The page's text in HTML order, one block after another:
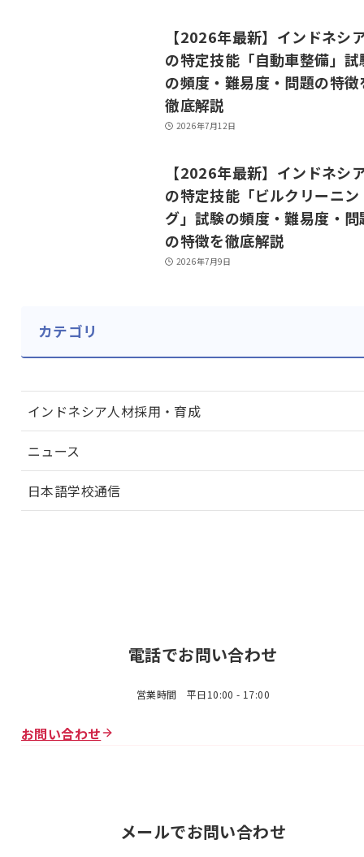
【2026年最新】インドネシ
の特定技能「自動車整備」試
の頻度・難易度・問題の特徴
徹底解説
2026年7月12日
【2026年最新】インドネシ
の特定技能「ビルクリーニン
グ」試験の頻度・難易度・問
の特徴を徹底解説
2026年7月9日
カテゴリ
インドネシア人材採用・育成
ニュース
日本語学校通信
電話でお問い合わせ
営業時間 平日10:00 - 17:00
お問い合わせ
メールでお問い合わせ